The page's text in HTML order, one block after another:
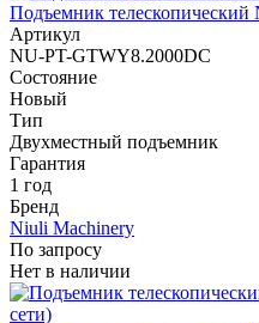
Подъемник
Артикул
NU-PT-GTWY8.2000DC
Состояние
Новый
Тип
Двухместный подъемник
Гарантия
1 год
Бренд
Niuli Machinery
По запросу
Нет в наличии